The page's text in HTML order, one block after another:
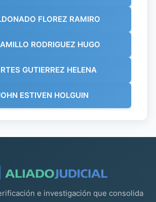
FLOREZ RAMIRO
RODRIGUEZ HUGO
GUTIERREZ HELENA
ESTIVEN HOLGUIN
e investigación que consolida